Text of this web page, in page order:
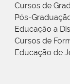
Cursos de
Pós-
Educação a
Cursos de
Educação de